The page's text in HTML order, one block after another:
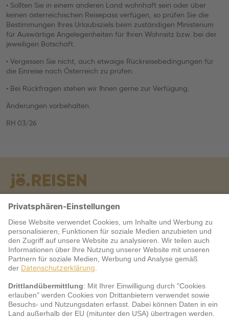
• Sollten Sie in einem anderen Land wohnhaft sein oder über
keinen österreichischen Reisepass verfügen, so prüfen Sie die
Bestimmungen Ihres Urlaubsziels beim zuständigen Ministerium
für Auswärtige Angelegenheiten für Ihren Wohnsitz bzw. bei der
jeweiligen Botschaft.
• Vergessen Sie nicht, auch etwaige Rückreisebedingungen für
die Einreise nach Österreich zu prüfen.
• Bei Rückfragen stehen wir Ihnen gerne zur Verfügung.
Änderungen vorbehalten.
RH 03/26
Warum jö?
Service
jö Bonus Club Partner